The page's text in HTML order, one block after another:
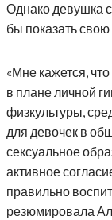
Однако девушка
бы показать
«Мне кажется,
в плане личной
физкультуры,
для девочек в
сексуальное
активное
правильно
резюмировала